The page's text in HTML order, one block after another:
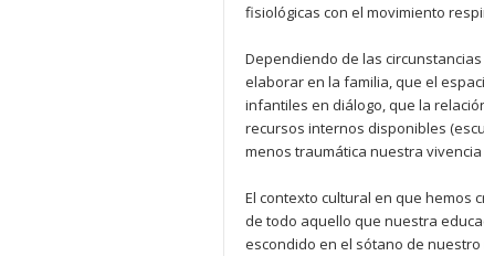
fisiológicas con el movimiento
Dependiendo de las
elaborar en la familia, que el
infantiles en diálogo, que la
recursos internos disponibles
menos traumática nuestra
El contexto cultural en que hemos
de todo aquello que nuestra
escondido en el sótano de